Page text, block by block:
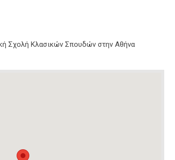
Σχολή Κλασικών Σπουδών στην Αθήνα